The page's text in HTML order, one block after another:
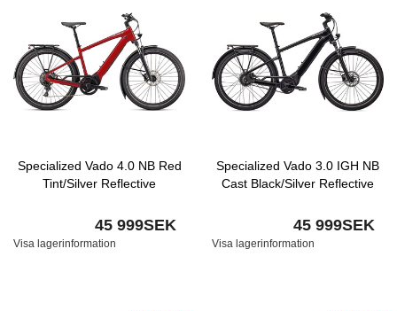
Specialized Vado 4.0 NB Red
Tint/Silver Reflective
45 999SEK
Visa lagerinformation
Specialized Vado 3.0 IGH NB
Cast Black/Silver Reflective
45 999SEK
Visa lagerinformation